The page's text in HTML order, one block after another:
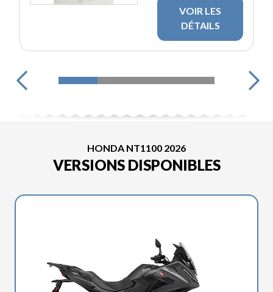
VOIR LES
DÉTAILS
HONDA NT1100 2026
VERSIONS DISPONIBLES